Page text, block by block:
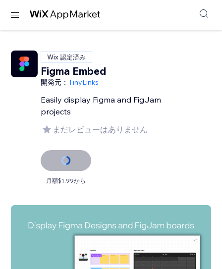
Wix 認定済み
Figma Embed
開発元：TinyLinks
Easily display Figma and FigJam
projects
まだレビューはありません
月額$1.99から